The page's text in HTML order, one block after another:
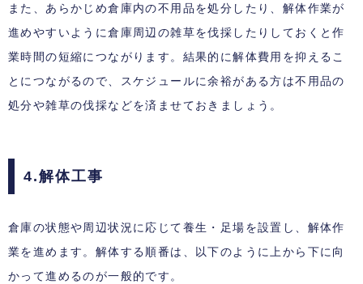
また、あらかじめ倉庫内の不用品を処分したり、解体作業が
進めやすいように倉庫周辺の雑草を伐採したりしておくと作
業時間の短縮につながります。結果的に解体費用を抑えるこ
とにつながるので、スケジュールに余裕がある方は不用品の
処分や雑草の伐採などを済ませておきましょう。
4.解体工事
倉庫の状態や周辺状況に応じて養生・足場を設置し、解体作
業を進めます。解体する順番は、以下のように上から下に向
かって進めるのが一般的です。